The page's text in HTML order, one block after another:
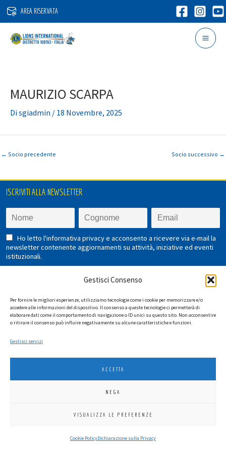
Gestisci Consenso
Per fornire le migliori esperienze, utilizziamo tecnologie come i cookie per memorizzare e/o
accedere alle informazioni del dispositivo. Il consenso a queste tecnologie ci permetterà di
elaborare dati come il comportamento di navigazione o ID unici su questo sito. Non acconsentire
o ritirare il consenso può influire negativamente su alcune caratteristiche e funzioni.
Gestisci servizi
ACCETTA
NEGA
VISUALIZZA LE PREFERENZE
Cookie PolicyDichiarazione sulla Privacy
Vai
contenuto
AREA RISERVATA
MAURIZIO SCARPA
Disgiadmin / 18 Novembre, 2025
← Socio precedente Socio successivo →
ISCRIVITI ALLA NEWSLETTER
Ho letto l'informativa privacy e acconsento a ricevere via e-mail la
newsletter contenente aggiornamenti su attività, iniziative ed eventi
istituzionali.
2026SGI LAB SRL